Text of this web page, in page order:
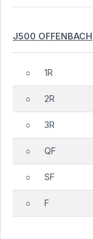
J500 OFFENBACH
○ 1R
○ 2R
○ 3R
○ QF
○ SF
○ F